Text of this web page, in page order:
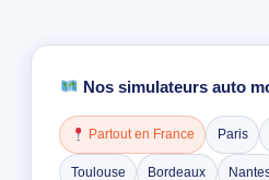
Nos simulateurs auto
Partout en France Paris
Toulouse Bordeaux